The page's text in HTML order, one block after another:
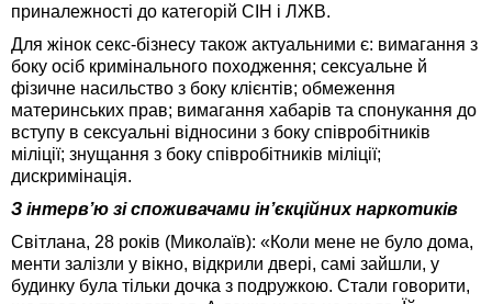
приналежності до категорій СІН і ЛЖВ.
Для жінок секс-бізнесу також актуальними є: вимагання з
боку осіб кримінального походження; сексуальне й
фізичне насильство з боку клієнтів; обмеження
материнських прав; вимагання хабарів та спонукання до
вступу в сексуальні відносини з боку співробітників
міліції; знущання з боку співробітників міліції;
дискримінація.
З інтерв’ю зі споживачами ін’єкційних наркотиків
Світлана, 28 років (Миколаїв): «Коли мене не було дома,
менти залізли у вікно, відкрили двері, самі зайшли, у
будинку була тільки дочка з подружкою. Стали говорити,